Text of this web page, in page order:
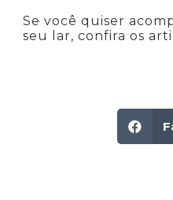
Se você quiser
seu lar, confira os